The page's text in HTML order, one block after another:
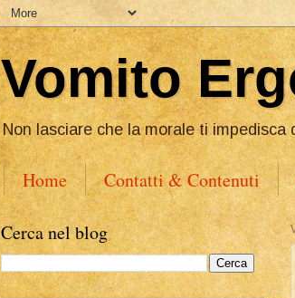
Vomito
Non lasciare che la morale ti impedisca
Home Contatti & Contenuti
Cerca nel blog